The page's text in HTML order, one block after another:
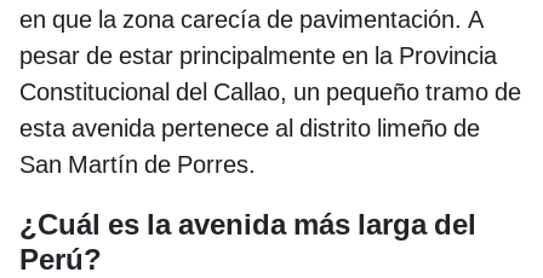
en que la zona carecía de pavimentación. A
pesar de estar principalmente en la Provincia
Constitucional del Callao, un pequeño tramo de
esta avenida pertenece al distrito limeño de
San Martín de Porres.
¿Cuál es la avenida más larga del
Perú?